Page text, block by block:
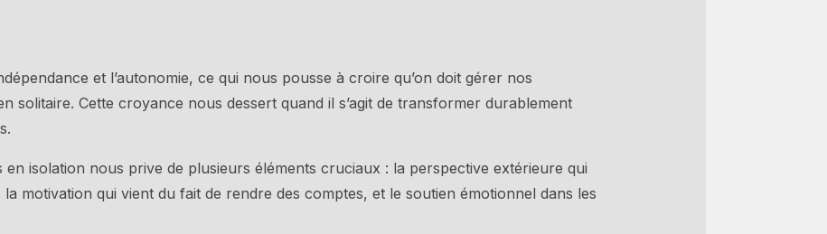
et l’autonomie, ce qui nous pousse à croire qu’on doit gérer nos
solitaire. Cette croyance nous dessert quand il s’agit de transformer durablement
en isolation nous prive de plusieurs éléments cruciaux : la perspective extérieure qui
motivation qui vient du fait de rendre des comptes, et le soutien émotionnel dans les